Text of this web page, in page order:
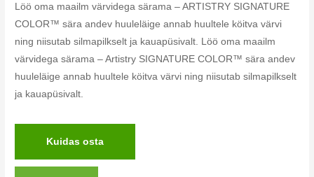
Löö oma maailm värvidega särama – ARTISTRY SIGNATURE
COLOR™ sära andev huuleläige annab huultele köitva värvi
ning niisutab silmapilkselt ja kauapüsivalt. Löö oma maailm
värvidega särama – Artistry SIGNATURE COLOR™ sära andev
huuleläige annab huultele köitva värvi ning niisutab silmapilkselt
ja kauapüsivalt.
Kuidas osta